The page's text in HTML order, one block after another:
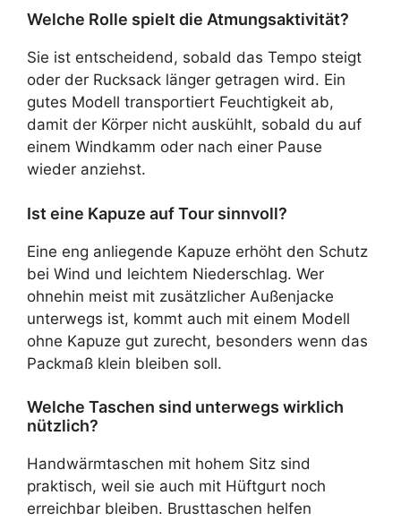
Welche Rolle spielt die Atmungsaktivität?
Sie ist entscheidend, sobald das Tempo steigt
oder der Rucksack länger getragen wird. Ein
gutes Modell transportiert Feuchtigkeit ab,
damit der Körper nicht auskühlt, sobald du auf
einem Windkamm oder nach einer Pause
wieder anziehst.
Ist eine Kapuze auf Tour sinnvoll?
Eine eng anliegende Kapuze erhöht den Schutz
bei Wind und leichtem Niederschlag. Wer
ohnehin meist mit zusätzlicher Außenjacke
unterwegs ist, kommt auch mit einem Modell
ohne Kapuze gut zurecht, besonders wenn das
Packmaß klein bleiben soll.
Welche Taschen sind unterwegs wirklich
nützlich?
Handwärmtaschen mit hohem Sitz sind
praktisch, weil sie auch mit Hüftgurt noch
erreichbar bleiben. Brusttaschen helfen